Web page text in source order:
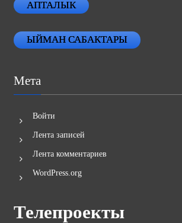
АПТАЛЫК
ЫЙМАН САБАКТАРЫ
Мета
Войти
Лента записей
Лента комментариев
WordPress.org
Телепроекты